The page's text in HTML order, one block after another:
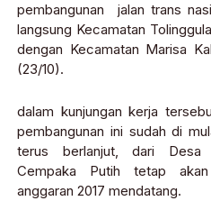
pembangunan jalan trans
langsung Kecamatan
dengan Kecamatan Marisa
(23/10).
dalam kunjungan kerja
pembangunan ini sudah di
terus berlanjut, dari Desa
Cempaka Putih tetap
anggaran 2017 mendatang.